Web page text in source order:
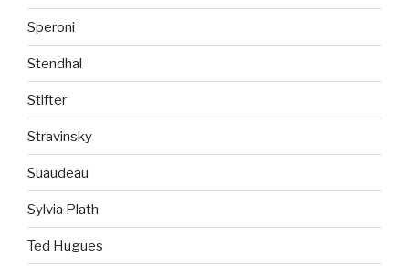
Speroni
Stendhal
Stifter
Stravinsky
Suaudeau
Sylvia Plath
Ted Hugues